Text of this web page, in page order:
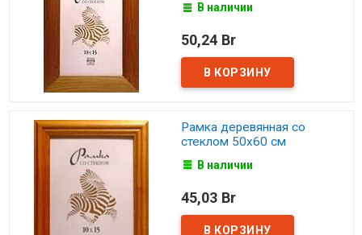
В наличии
50,24 Br
Рамка деревянная со
стеклом 50х60 см
В наличии
45,03 Br